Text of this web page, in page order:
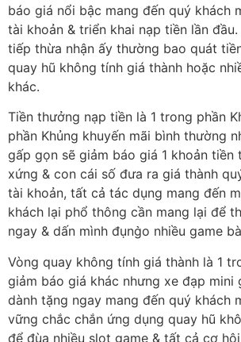
báo giá nổi bậc mang đến quý khách
tài khoản & triển khai nạp tiền lần
tiếp thừa nhận ấy thường bao quát
quay hũ không tính giá thành hoặc
khác.
Tiền thưởng nạp tiền là 1 trong phần
phần Khủng khuyến mãi bình thường
gấp gọn sẽ giảm báo giá 1 khoản tiền
xứng & con cái số đưa ra giá thành
tài khoản, tất cả tác dụng mang đến
khách lại phổ thông cần mang lại để
ngay & dấn mình đụng̀o nhiều game
Vòng quay không tính giá thành là 1
giảm báo giá khác nhưng xe đạp mini
dành tặng ngay mang đến quý khách
vững chắc chắn ứng dụng quay hũ
để đùa nhiều slot game & tất cả cơ